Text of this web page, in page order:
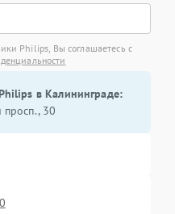
Philips, Вы соглашаетесь с
в Калининграде:
просп., 30